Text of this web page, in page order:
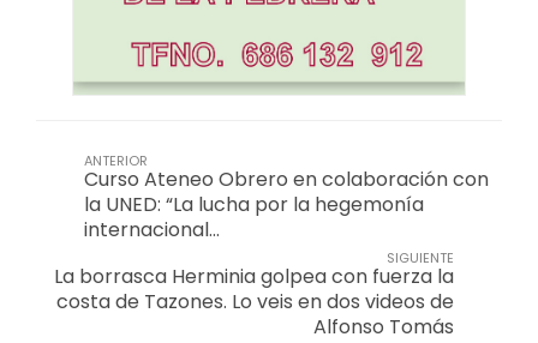
ANTERIOR
Curso Ateneo Obrero en colaboración con
la UNED: “La lucha por la hegemonía
internacional…
SIGUIENTE
La borrasca Herminia golpea con fuerza la
costa de Tazones. Lo veis en dos videos de
Alfonso Tomás